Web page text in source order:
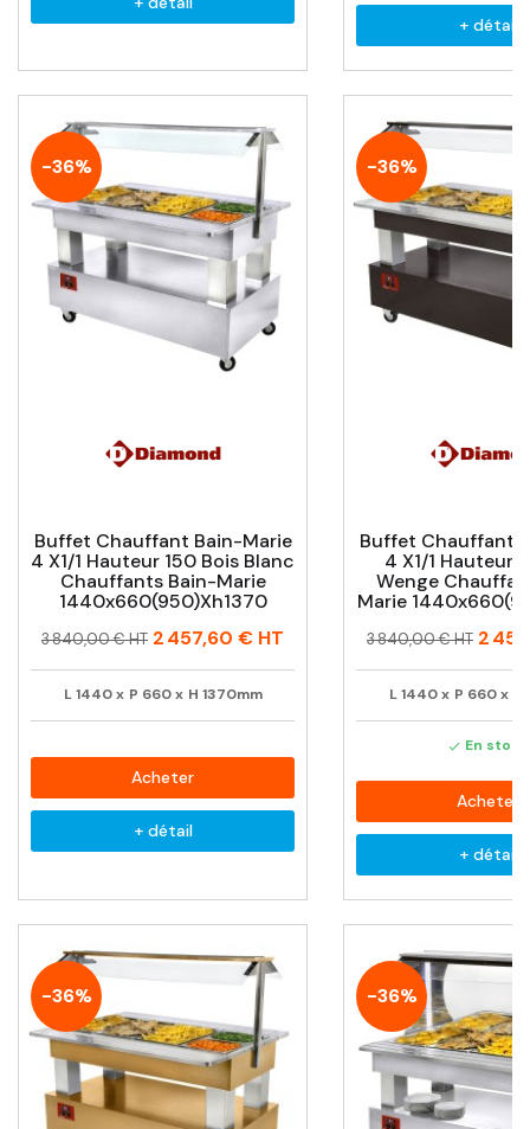
+ détail
-36%
Buffet Chauffant Bain-Marie
4 X1/1 Hauteur 150 Bois Blanc
Chauffants Bain-Marie
1440x660(950)xh1370
Prix
Prix
3 840,00 € HT 2 457,60 € HT
L 1440 x P 660 x H 1370mm
Acheter
+ détail
-36%
Buffet Chauffant
4 X1/1 Hauteur
Wenge
Marie
Prix
Prix
3 840,00 € HT 2
L 1440 x P 660 x
 En stock
Acheter
+ détail
-36% -36%